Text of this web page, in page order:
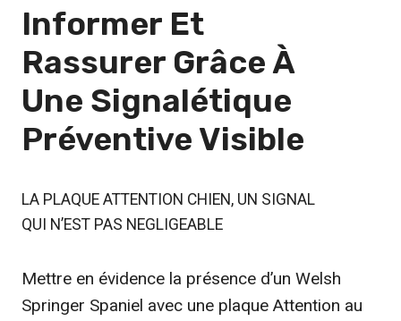
Informer Et
Rassurer Grâce À
Une Signalétique
Préventive Visible
LA PLAQUE ATTENTION CHIEN, UN SIGNAL
QUI N’EST PAS NEGLIGEABLE
Mettre en évidence la présence d’un Welsh
Springer Spaniel avec une plaque Attention au